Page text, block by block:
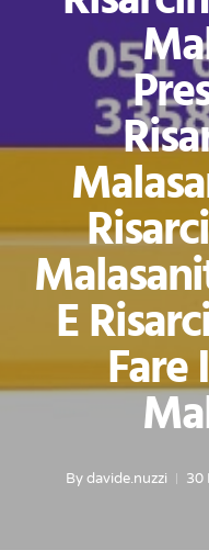
E
Fare
Bydavide.nuzzi 30